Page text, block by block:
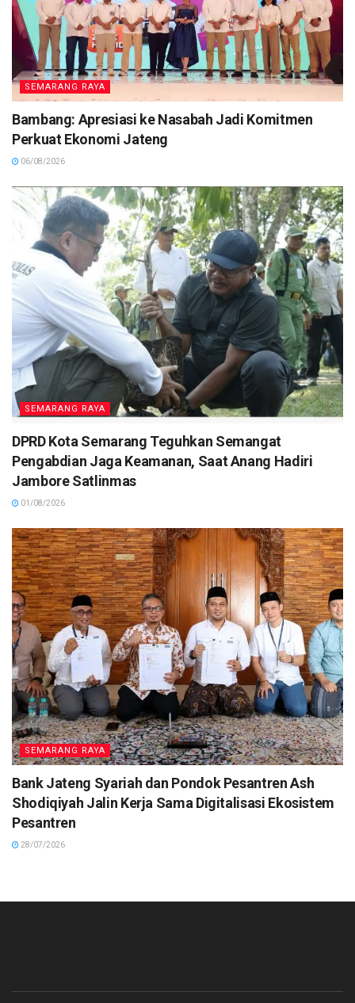
SEMARANG RAYA
Bambang: Apresiasi ke Nasabah Jadi Komitmen
Perkuat Ekonomi Jateng
06/08/2026
SEMARANG RAYA
DPRD Kota Semarang Teguhkan Semangat
Pengabdian Jaga Keamanan, Saat Anang Hadiri
Jambore Satlinmas
01/08/2026
SEMARANG RAYA
Bank Jateng Syariah dan Pondok Pesantren Ash
Shodiqiyah Jalin Kerja Sama Digitalisasi Ekosistem
Pesantren
28/07/2026